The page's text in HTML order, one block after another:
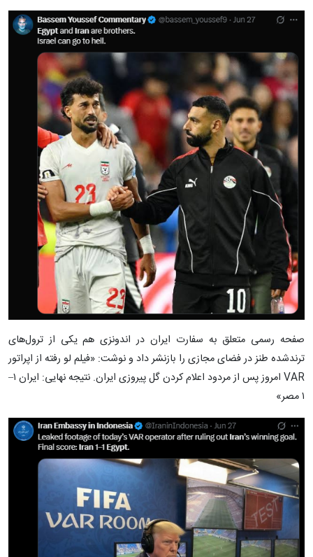
صفحه رسمی متعلق به سفارت ایران در اندونزی هم یکی از ترول‌های
ترندشده طنز در فضای مجازی را بازنشر داد و نوشت: «فیلم لو رفته از اپراتور
VAR امروز پس از مردود اعلام کردن گل پیروزی ایران. نتیجه نهایی: ایران ۱–
۱ مصر»